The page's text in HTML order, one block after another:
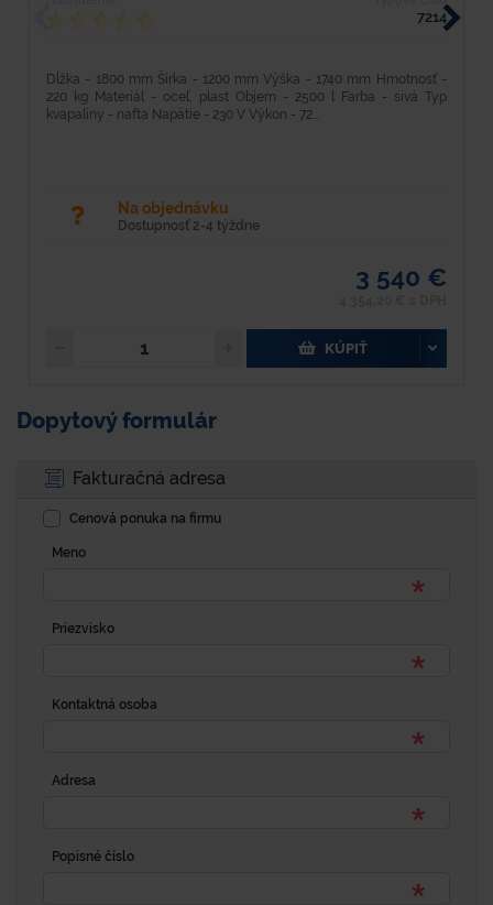
7214
Dĺžka - 1800 mm Šírka - 1200 mm Výška - 1740 mm Hmotnosť -
220 kg Materiál - oceľ, plast Objem - 2500 l Farba - sivá Typ
kvapaliny - nafta Napätie - 230 V Výkon - 72...
Na objednávku
Dostupnosť 2-4 týždne
3 540 €
KÚPIŤ
Dopytový formulár
Fakturačná adresa
Cenová ponuka na firmu
Meno
Priezvisko
Kontaktná osoba
Adresa
Popisné číslo